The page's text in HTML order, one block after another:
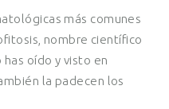
más comunes
nombre científico
oído y visto en
la padecen los